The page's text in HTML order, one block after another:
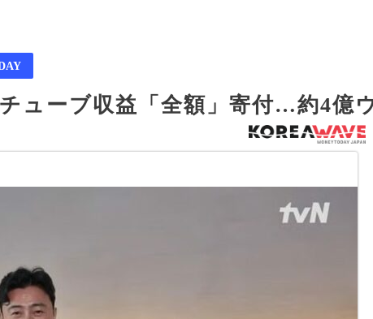
ューブ収益「全額」寄付…約4億